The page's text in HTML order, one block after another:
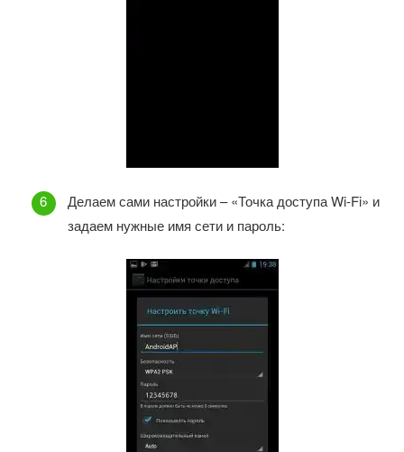
Делаем сами настройки – «Точка доступа Wi-Fi» и
задаем нужные имя сети и пароль: